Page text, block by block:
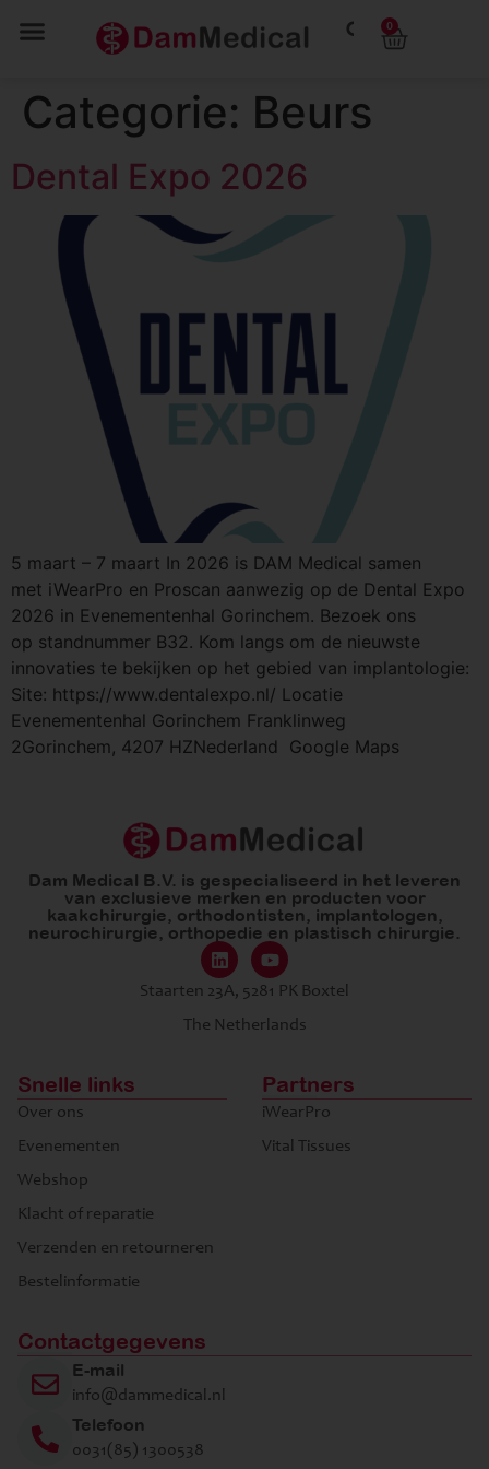
0
Categorie: Beurs
Dental Expo 2026
5 maart – 7 maart In 2026 is DAM Medical samen
met iWearPro en Proscan aanwezig op de Dental Expo
2026 in Evenementenhal Gorinchem. Bezoek ons
op standnummer B32. Kom langs om de nieuwste
innovaties te bekijken op het gebied van implantologie:
Site: https://www.dentalexpo.nl/ Locatie
Evenementenhal Gorinchem Franklinweg
2Gorinchem, 4207 HZNederland Google Maps
Dam Medical B.V. is gespecialiseerd in het leveren
van exclusieve merken en producten voor
kaakchirurgie, orthodontisten, implantologen,
neurochirurgie, orthopedie en plastisch chirurgie.
Staarten 23A, 5281 PK Boxtel
The Netherlands
Snelle links
Over ons
Evenementen
Webshop
Klacht of reparatie
Verzenden en retourneren
Bestelinformatie
Partners
iWearPro
Vital Tissues
Contactgegevens
E-mail
info@dammedical.nl
Telefoon
0031(85) 1300538